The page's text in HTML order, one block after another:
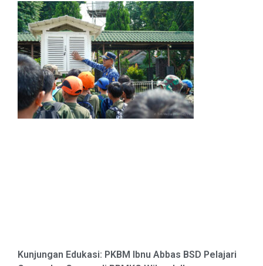
Kunjungan Edukasi: PKBM Ibnu Abbas BSD Pelajari